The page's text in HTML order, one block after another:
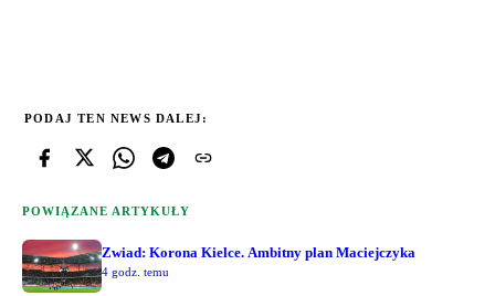
PODAJ TEN NEWS DALEJ:
POWIĄZANE ARTYKUŁY
Zwiad: Korona Kielce. Ambitny plan Maciejczyka
4 godz. temu